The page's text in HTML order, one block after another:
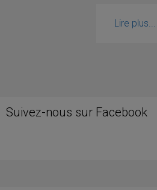
Lire plus...
Suivez-nous sur Facebook